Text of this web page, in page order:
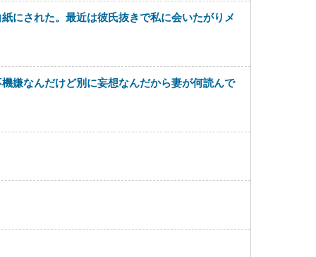
にされた。最近は彼氏抜きで私に会いたがりメ
嫌なんだけど別に妄想なんだから妻が何読んで